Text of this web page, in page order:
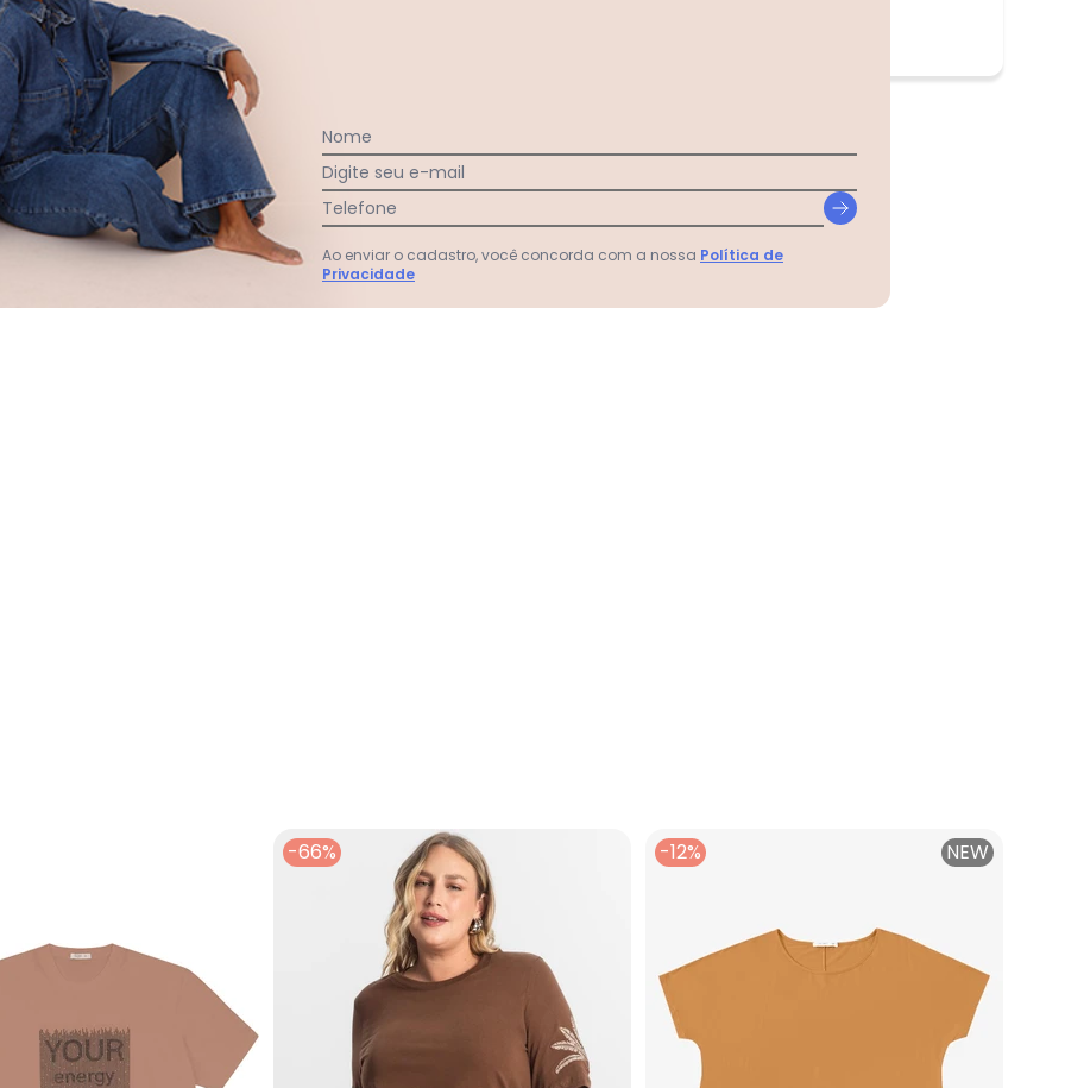
Ver todas as avaliações
-66% -12% NEW
Nome
Digite seu e-mail
Telefone
Ao enviar o cadastro, você concorda com a nossa Política de
Privacidade